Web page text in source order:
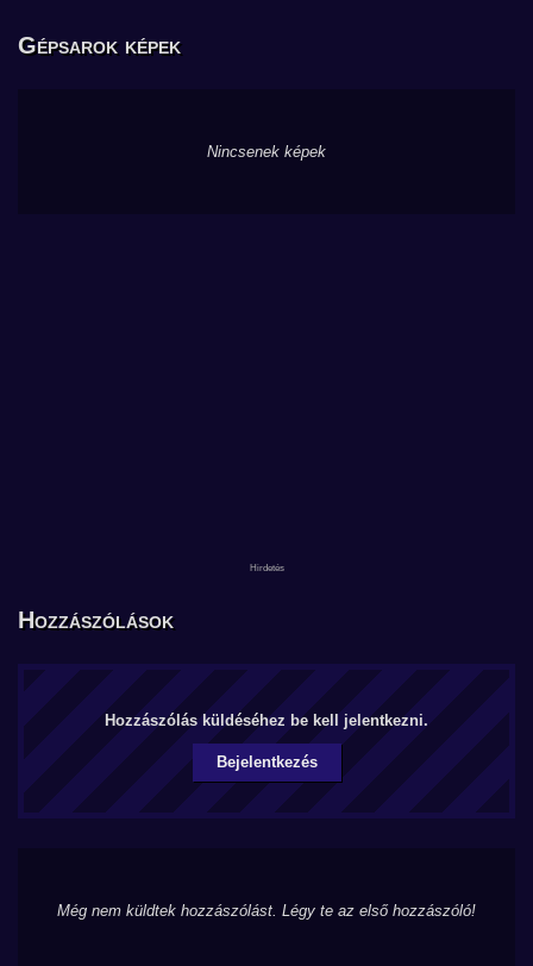
Gépsarok képek
Nincsenek képek
Hozzászólások
Hozzászólás küldéséhez be kell jelentkezni.
Bejelentkezés
Még nem küldtek hozzászólást. Légy te az első hozzászóló!